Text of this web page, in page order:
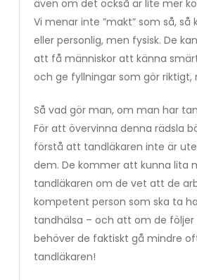
även om det också är lite mer
Vi menar inte ”makt” som så, så
eller personlig, men fysisk. De
att få människor att känna
och ge fyllningar som gör riktigt,
Så vad gör man, om man har
För att övervinna denna rädsla
förstå att tandläkaren inte är
dem. De kommer att kunna lita
tandläkaren om de vet att de
kompetent person som ska ta
tandhälsa – och att om de följer
behöver de faktiskt gå mindre
tandläkaren!